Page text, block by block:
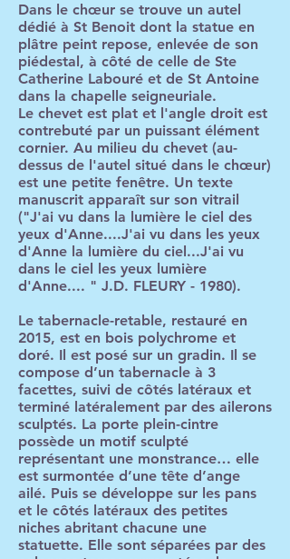
Dans le chœur se trouve un autel
dédié à St Benoit dont la statue en
plâtre peint repose, enlevée de son
piédestal, à côté de celle de Ste
Catherine Labouré et de St Antoine
dans la chapelle seigneuriale.
Le chevet est plat et l'angle droit est
contrebuté par un puissant élément
cornier. Au milieu du chevet (au-
dessus de l'autel situé dans le chœur)
est une petite fenêtre. Un texte
manuscrit apparaît sur son vitrail
("J'ai vu dans la lumière le ciel des
yeux d'Anne....J'ai vu dans les yeux
d'Anne la lumière du ciel...J'ai vu
dans le ciel les yeux lumière
d'Anne.... " J.D. FLEURY - 1980).
Le tabernacle-retable, restauré en
2015, est en bois polychrome et
doré. Il est posé sur un gradin. Il se
compose d’un tabernacle à 3
facettes, suivi de côtés latéraux et
terminé latéralement par des ailerons
sculptés. La porte plein-cintre
possède un motif sculpté
représentant une monstrance… elle
est surmontée d’une tête d’ange
ailé. Puis se développe sur les pans
et le côtés latéraux des petites
niches abritant chacune une
statuette. Elle sont séparées par des